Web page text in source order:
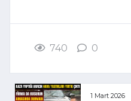
740 0
1 Mart 2026